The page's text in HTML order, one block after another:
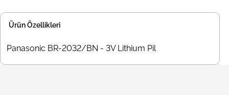
Ürün Özellikleri
Panasonic BR-2032/BN - 3V Lithium Pil